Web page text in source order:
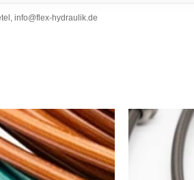
info@flex-hydraulik.de